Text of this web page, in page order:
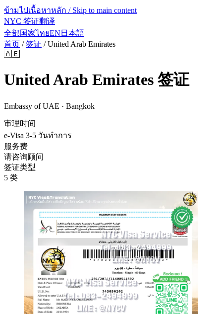
ข้ามไปเนื้อหาหลัก / Skip to main content
NYC 签证翻译
全部国家ไทยEN 日本語
首页 /签证 /United Arab Emirates
🇦🇪
United Arab Emirates 签证
Embassy of UAE · Bangkok
审理时间
e-Visa 3-5 วันทำการ
服务费
请咨询顾问
签证类型
5 类